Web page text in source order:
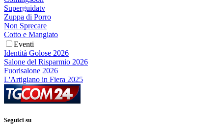
Superguidatv
Zuppa di Porro
Non Sprecare
Cotto e Mangiato
Eventi
Identità Golose 2026
Salone del Risparmio 2026
Fuorisalone 2026
L'Artigiano in Fiera 2025
Seguici su